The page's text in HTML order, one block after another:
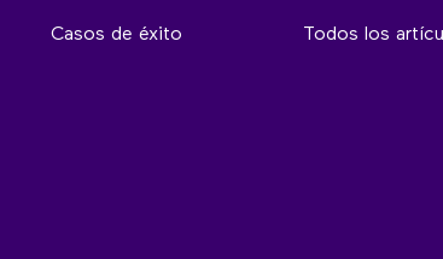
Casos de éxito Todos los